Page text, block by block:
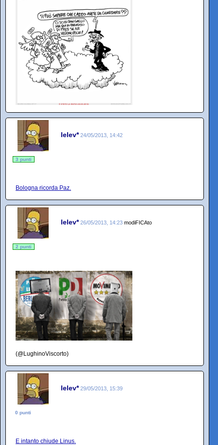
lelev* 24/05/2013, 14:42
3 punti
Bologna ricorda Paz.
lelev* 26/05/2013, 14:23 modiFICAto
2 punti
(@LughinoViscorto)
lelev* 29/05/2013, 15:39
0 punti
E intanto chiude Linus.